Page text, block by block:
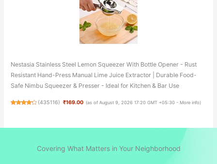
Nestasia Stainless Steel Lemon Squeezer With Bottle Opener - Rust
Resistant Hand-Press Manual Lime Juice Extractor | Durable Food-
Safe Nimbu Squeezer & Presser - Ideal for Kitchen & Bar Use
(435116) ₹169.00 (as of August 9, 2026 17:20 GMT +05:30 - More info)
Covering What Matters in Your Neighborhood